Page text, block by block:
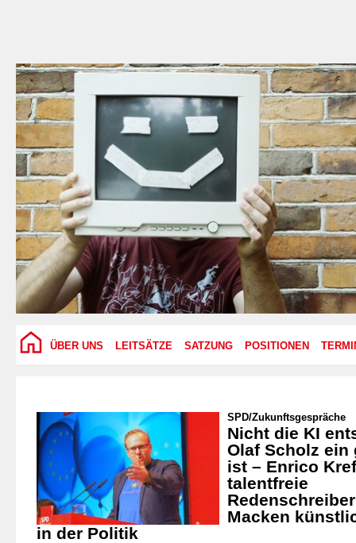
ÜBER UNS LEITSÄTZE SATZUNG POSITIONEN
SPD/Zukunftsgespräche
Nicht die KI
Olaf Scholz ein
ist – Enrico
talentfreie
Macken
in der Politik